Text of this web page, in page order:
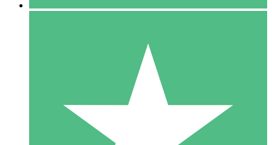
10 Téléchargements
20 00